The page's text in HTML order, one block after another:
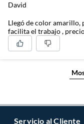
David
Llegó de color amarillo,
Servicio al Cliente